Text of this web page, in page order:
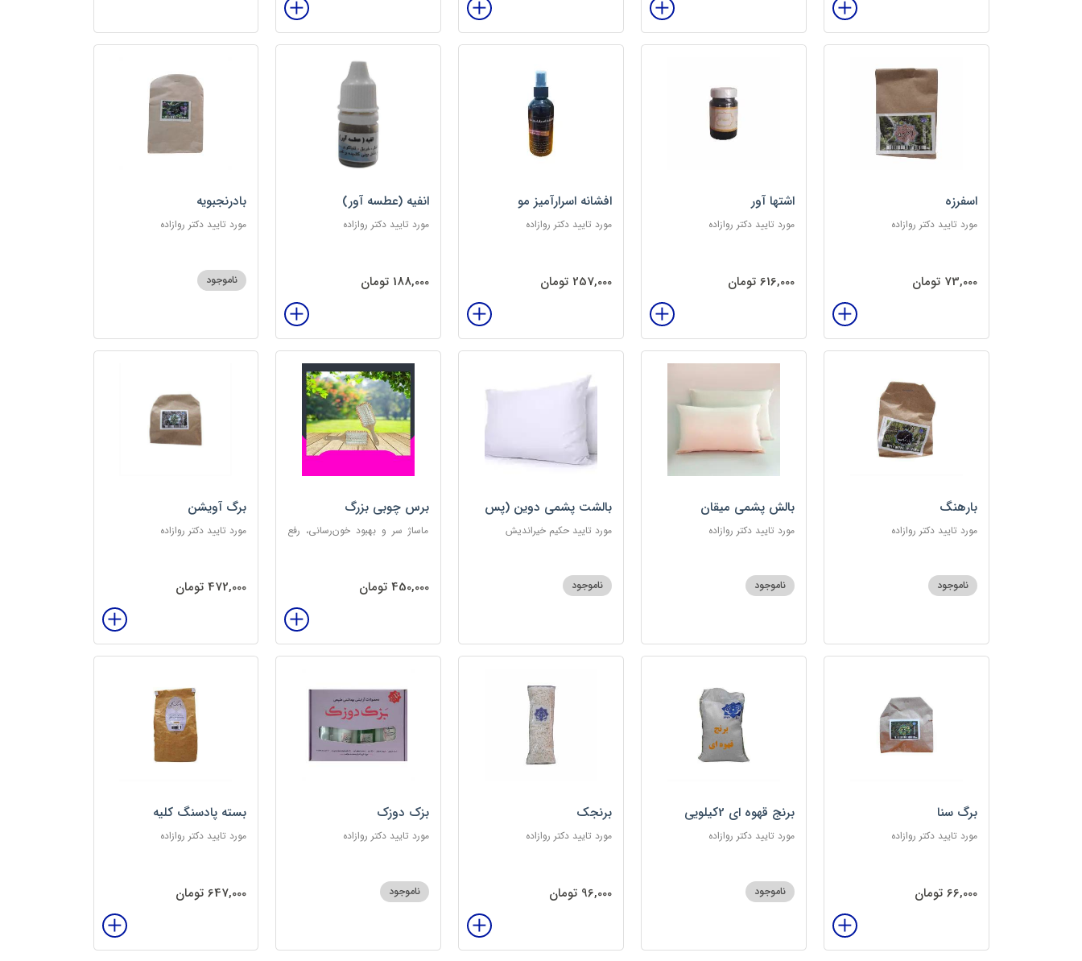
اسفرزه
مورد تایید دکتر روازاده
73,000 تومان
اشتها آور
مورد تایید دکتر روازاده
616,000 تومان
افشانه اسرارآمیز مو
مورد تایید دکتر روازاده
257,000 تومان
انفیه (عطسه آور)
مورد تایید دکتر روازاده
188,000 تومان
بادرنجبویه
مورد تایید دکتر روازاده
ناموجود
بارهنگ
مورد تایید دکتر روازاده
ناموجود
بالش پشمی میقان
مورد تایید دکتر روازاده
ناموجود
بالشت پشمی دوین (پس
کرایه)
مورد تایید حکیم خیراندیش
ناموجود
برس چوبی بزرگ
ماساژ سر و بهبود خون‌رسانی، رفع
450,000 تومان
برگ آویشن
مورد تایید دکتر روازاده
472,000 تومان
برگ سنا
مورد تایید دکتر روازاده
66,000 تومان
برنج قهوه ای 2کیلویی
مورد تایید دکتر روازاده
ناموجود
برنجک
مورد تایید دکتر روازاده
96,000 تومان
بزک دوزک
مورد تایید دکتر روازاده
ناموجود
بسته پادسنگ کلیه
مورد تایید دکتر روازاده
647,000 تومان